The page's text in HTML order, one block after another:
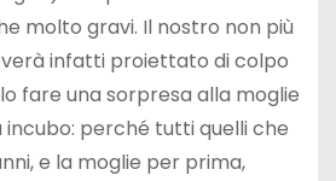
molto gravi. Il nostro non più
infatti proiettato di colpo
fare una sorpresa alla moglie
incubo: perché tutti quelli che
e la moglie per prima,